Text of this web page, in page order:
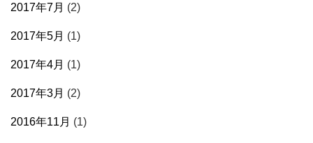
2017年7月 (2)
2017年5月 (1)
2017年4月 (1)
2017年3月 (2)
2016年11月 (1)